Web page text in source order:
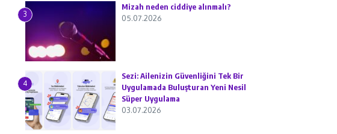
3
Mizah neden ciddiye alınmalı?
05.07.2026
4
Sezi: Ailenizin Güvenliğini Tek Bir
Uygulamada Buluşturan Yeni Nesil
Süper Uygulama
03.07.2026